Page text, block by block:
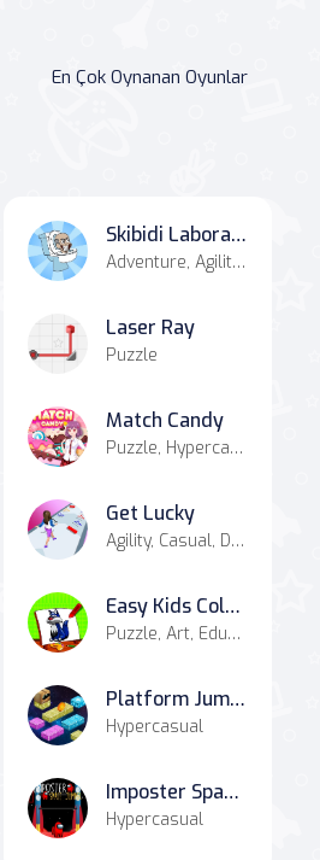
En Çok Oynanan Oyunlar
Skibidi Laboratory
Adventure, Agility, Casual
Laser Ray
Puzzle
Match Candy
Puzzle, Hypercasual, Casual
Get Lucky
Agility, Casual, Dress-up
Easy Kids Coloring Walfs
Puzzle, Art, Educational
Platform Jumper
Hypercasual
Imposter Space Jumper
Hypercasual